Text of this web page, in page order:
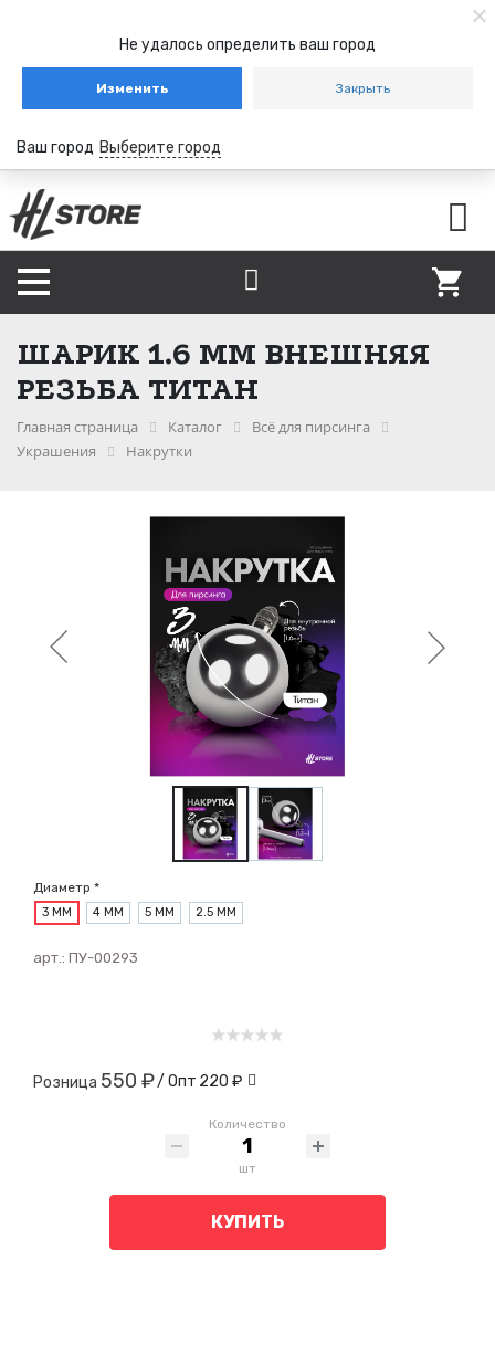
Не удалось определить ваш город
Изменить Закрыть
Ваш город Выберите город
ШАРИК 1.6 ММ ВНЕШНЯЯ
РЕЗЬБА ТИТАН
Главная страница Каталог
Всё для пирсинга
Украшения
Накрутки
Диаметр *
3 ММ 4 ММ 5 ММ 2.5 ММ
арт.: ПУ-00293
Розница 550 ₽/ Опт 220 ₽
Количество
шт
КУПИТЬ